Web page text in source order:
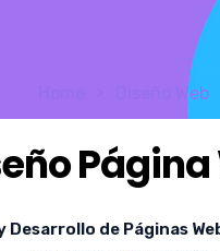
Diseño Web
Desarrollo de Páginas